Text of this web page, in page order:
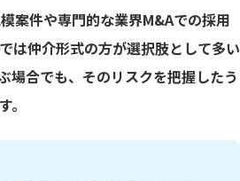
案件や専門的な業界M&Aでの採用
は仲介形式の方が選択肢として多い
場合でも、そのリスクを把握したう